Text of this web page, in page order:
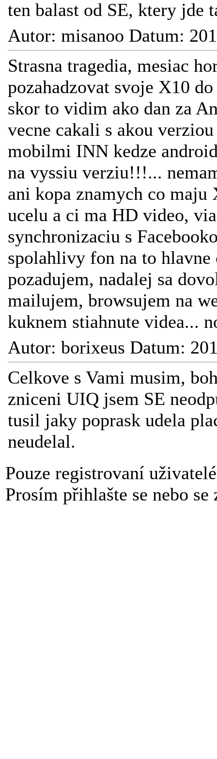
ten balast od SE, ktery jde
Autor: misanoo Datum:
Strasna tragedia, mesiac
pozahadzovat svoje X10
skor to vidim ako dan za
vecne cakali s akou
mobilmi INN kedze
na vyssiu verziu!!!...
ani kopa znamych co
ucelu a ci ma HD video,
synchronizaciu s
spolahlivy fon na to
pozadujem, nadalej sa
mailujem, browsujem na
kuknem stiahnute videa...
Autor: borixeus Datum:
Celkove s Vami musim,
zniceni UIQ jsem SE
tusil jaky poprask udela
neudelal.
Pouze registrovaní
Prosím přihlašte se nebo